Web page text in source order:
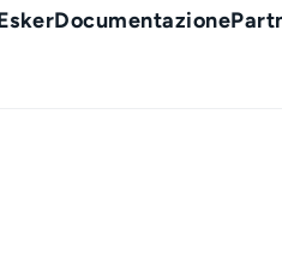
Documentazione